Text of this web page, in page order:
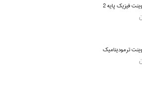
فیزیک پایه 2
ترمودینامیک